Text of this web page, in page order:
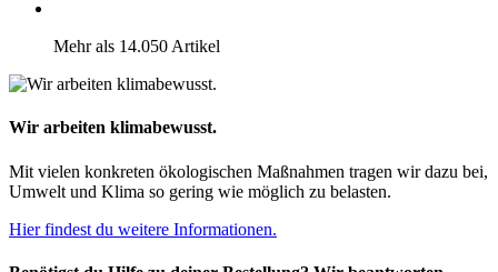
Mehr als 14.050 Artikel
Wir arbeiten klimabewusst.
Mit vielen konkreten ökologischen Maßnahmen tragen wir dazu bei,
Umwelt und Klima so gering wie möglich zu belasten.
Hier findest du weitere Informationen.